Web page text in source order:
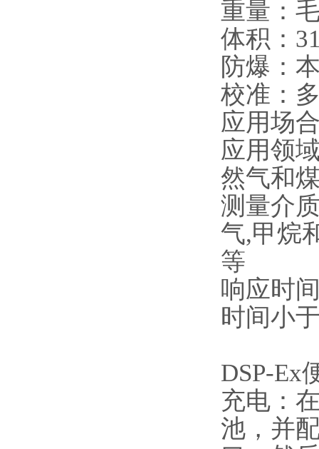
重量：
体积：
防爆：
校准：
应用场
应用领
然气和
测量介
气,甲烷
等
响应时
时间小
DSP-Ex
充电：
池，并